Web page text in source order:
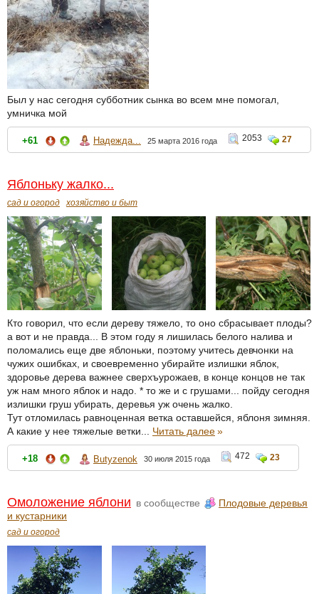
Был у нас сегодня субботник сынка во всем мне помогал,
умничка мой
+61 Надежда... 25 марта 2016 года 2053 27
Яблоньку жалко...
сад и огород хозяйство и быт
Кто говорил, что если дереву тяжело, то оно сбрасывает плоды?
а вот и не правда... В этом году я лишилась белого налива и
поломались еще две яблоньки, поэтому учитесь девчонки на
чужих ошибках, и своевременно убирайте излишки яблок,
здоровье дерева важнее сверхъурожаев, в конце концов не так
уж нам много яблок и надо. * то же и с грушами... пойду сегодня
излишки груш убирать, деревья уж очень жалко.
Тут отломилась равноценная ветка оставшейся, яблоня зимняя.
А какие у нее тяжелые ветки... Читать далее»
+18 Butyzenok 30 июля 2015 года 472 23
Омоложение яблони в сообществе
Плодовые деревья
и кустарники
сад и огород